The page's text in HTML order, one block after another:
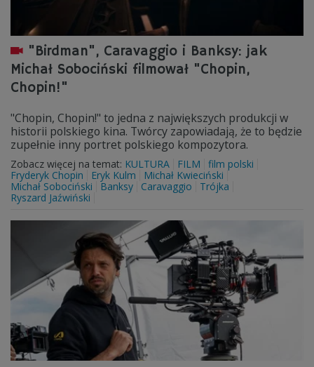
"Birdman", Caravaggio i Banksy: jak
Michał Sobociński filmował "Chopin,
Chopin!"
"Chopin, Chopin!" to jedna z największych produkcji w
historii polskiego kina. Twórcy zapowiadają, że to będzie
zupełnie inny portret polskiego kompozytora.
Zobacz więcej na temat: KULTURA FILM
film polski
Fryderyk Chopin
Eryk Kulm
Michał Kwieciński
Michał Sobociński
Banksy Caravaggio
Trójka
Ryszard Jaźwiński